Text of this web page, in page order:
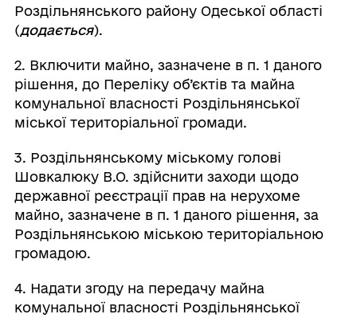
Роздільнянського району Одеської області
(додається).
2. Включити майно, зазначене в п. 1 даного
рішення, до Переліку об’єктів та майна
комунальної власності Роздільнянської
міської територіальної громади.
3. Роздільнянському міському голові
Шовкалюку В.О. здійснити заходи щодо
державної реєстрації прав на нерухоме
майно, зазначене в п. 1 даного рішення, за
Роздільнянською міською територіальною
громадою.
4. Надати згоду на передачу майна
комунальної власності Роздільнянської